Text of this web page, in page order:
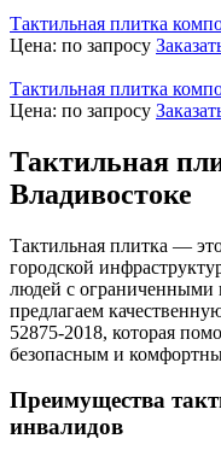
Тактильная плитка
Цена: по запросу
Тактильная плитка
Цена: по запросу
Тактильная
Владивостоке
Тактильная плитка —
городской
людей с ограниченными
предлагаем
52875-2018, которая
безопасным и
Преимущества
инвалидов